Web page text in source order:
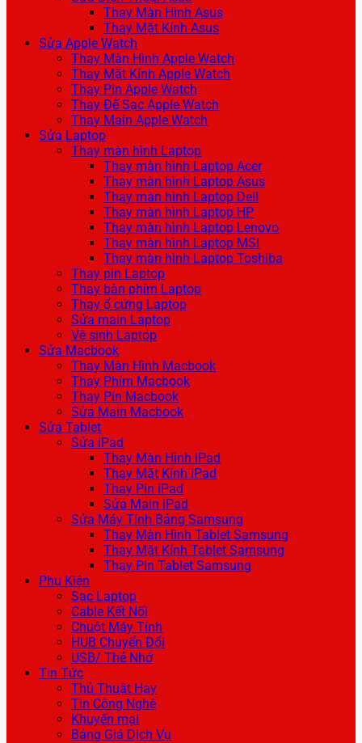
Thay Màn Hình Asus
Thay Mặt Kính Asus
Sửa Apple Watch
Thay Màn Hình Apple Watch
Thay Mặt Kính Apple Watch
Thay Pin Apple Watch
Thay Đế Sạc Apple Watch
Thay Main Apple Watch
Sửa Laptop
Thay màn hình Laptop
Thay màn hình Laptop Acer
Thay màn hình Laptop Asus
Thay màn hình Laptop Dell
Thay màn hình Laptop HP
Thay màn hình Laptop Lenovo
Thay màn hình Laptop MSI
Thay màn hình Laptop Toshiba
Thay pin Laptop
Thay bàn phím Laptop
Thay ổ cứng Laptop
Sửa main Laptop
Vệ sinh Laptop
Sửa Macbook
Thay Màn Hình Macbook
Thay Phím Macbook
Thay Pin Macbook
Sửa Main Macbook
Sửa Tablet
Sửa iPad
Thay Màn Hình iPad
Thay Mặt Kính iPad
Thay Pin iPad
Sửa Main iPad
Sửa Máy Tính Bảng Samsung
Thay Màn Hình Tablet Samsung
Thay Mặt Kính Tablet Samsung
Thay Pin Tablet Samsung
Phụ Kiện
Sạc Laptop
Cable Kết Nối
Chuột Máy Tính
HUB Chuyển Đổi
USB/ Thẻ Nhớ
Tin Tức
Thủ Thuật Hay
Tin Công Nghệ
Khuyến mại
Bảng Giá Dịch Vụ